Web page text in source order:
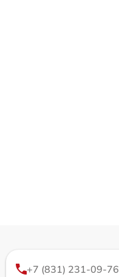
+7 (831) 231-09-76